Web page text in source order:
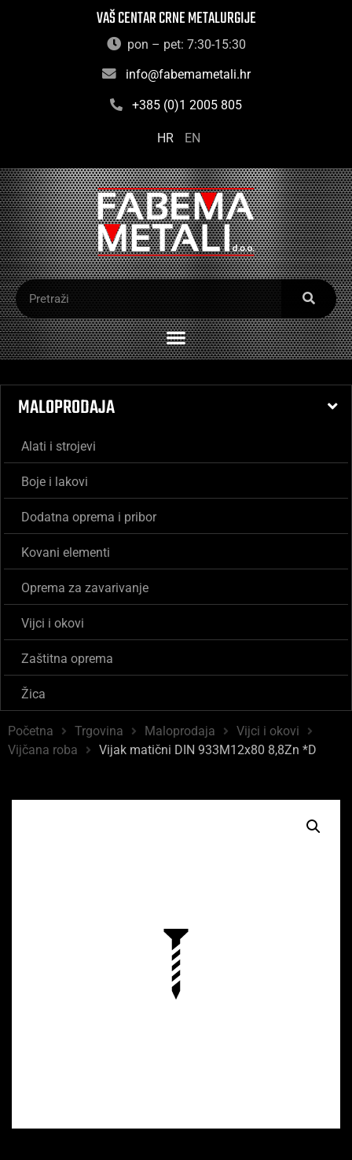
VAŠ CENTAR CRNE METALURGIJE
pon – pet: 7:30-15:30
info@fabemametali.hr
+385 (0)1 2005 805
HR EN
MALOPRODAJA
Alati i strojevi
Boje i lakovi
Dodatna oprema i pribor
Kovani elementi
Oprema za zavarivanje
Vijci i okovi
Zaštitna oprema
Žica
Početna Trgovina Maloprodaja
Vijci i okovi
Vijčana roba
Vijak matični DIN 933M12x80 8,8Zn *D